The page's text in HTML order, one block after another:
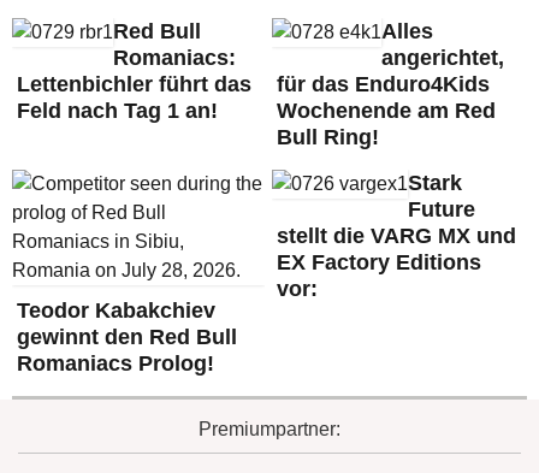
Red Bull
Romaniacs:
Lettenbichler führt das
Feld nach Tag 1 an!
Alles
angerichtet,
für das Enduro4Kids
Wochenende am Red
Bull Ring!
Teodor Kabakchiev
gewinnt den Red Bull
Romaniacs Prolog!
Stark
Future
stellt die VARG MX und
EX Factory Editions
vor:
Premiumpartner: